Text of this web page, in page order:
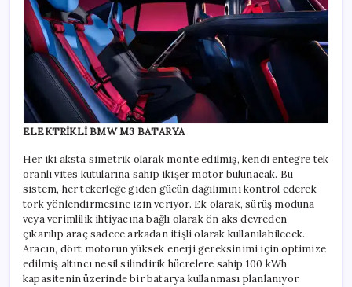
ELEKTRİKLİ BMW M3 BATARYA
Her iki aksta simetrik olarak monte edilmiş, kendi entegre tek
oranlı vites kutularına sahip ikişer motor bulunacak. Bu
sistem, her tekerleğe giden gücün dağılımını kontrol ederek
tork yönlendirmesine izin veriyor. Ek olarak, sürüş moduna
veya verimlilik ihtiyacına bağlı olarak ön aks devreden
çıkarılıp araç sadece arkadan itişli olarak kullanılabilecek.
Aracın, dört motorun yüksek enerji gereksinimi için optimize
edilmiş altıncı nesil silindirik hücrelere sahip 100 kWh
kapasitenin üzerinde bir batarya kullanması planlanıyor.